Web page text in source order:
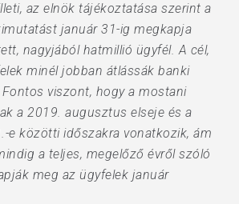
az elnök tájékoztatása szerint a
január 31-ig megkapja
nagyjából hatmillió ügyfél. A cél,
minél jobban átlássák banki
viszont, hogy a mostani
a 2019. augusztus elseje és a
e közötti időszakra vonatkozik, ám
a teljes, megelőző évről szóló
meg az ügyfelek január